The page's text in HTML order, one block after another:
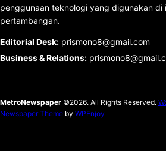
penggunaan teknologi yang digunakan di
pertambangan.
Editorial Desk: prismono8@gmail.com
Business & Relations:
MetroNewspaper ©2026. All Rights Reserved.
Newspaper Theme by WPEnjoy